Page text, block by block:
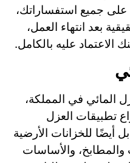
جميع استفساراتك،
بعد انتهاء العمل،
الاعتماد عليه بالكامل.
المائي في المملكة،
تطبيقات العزل
أيضًا للخزانات الأرضية
والمطابخ، والأساسات